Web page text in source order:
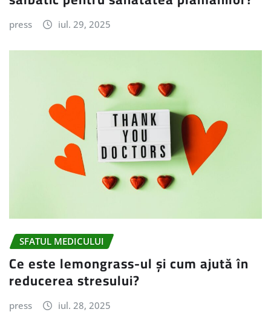
press iul. 29, 2025
SFATUL MEDICULUI
Ce este lemongrass-ul și cum ajută în
reducerea stresului?
press iul. 28, 2025